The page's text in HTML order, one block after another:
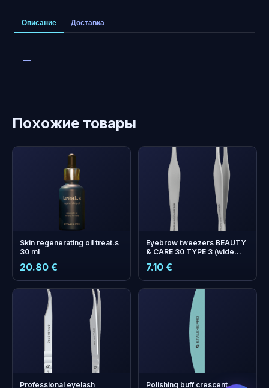
Описание Доставка
—
Похожие товары
Skin regenerating oil treat.s
30 ml
20.80 €
Eyebrow tweezers BEAUTY
& CARE 30 TYPE 3 (wide
7.10 €
Professional eyelash Polishing buff crescent
+
Копите и экономьте на